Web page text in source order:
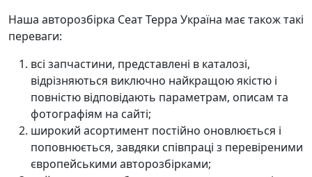
Наша авторозбірка Сеат Терра Україна має також такі
переваги:
всі запчастини, представлені в каталозі,
відрізняються виключно найкращою якістю і
повністю відповідають параметрам, описам та
фотографіям на сайті;
широкий асортимент постійно оновлюється і
поповнюється, завдяки співпраці з перевіреними
європейськими авторозбірками;